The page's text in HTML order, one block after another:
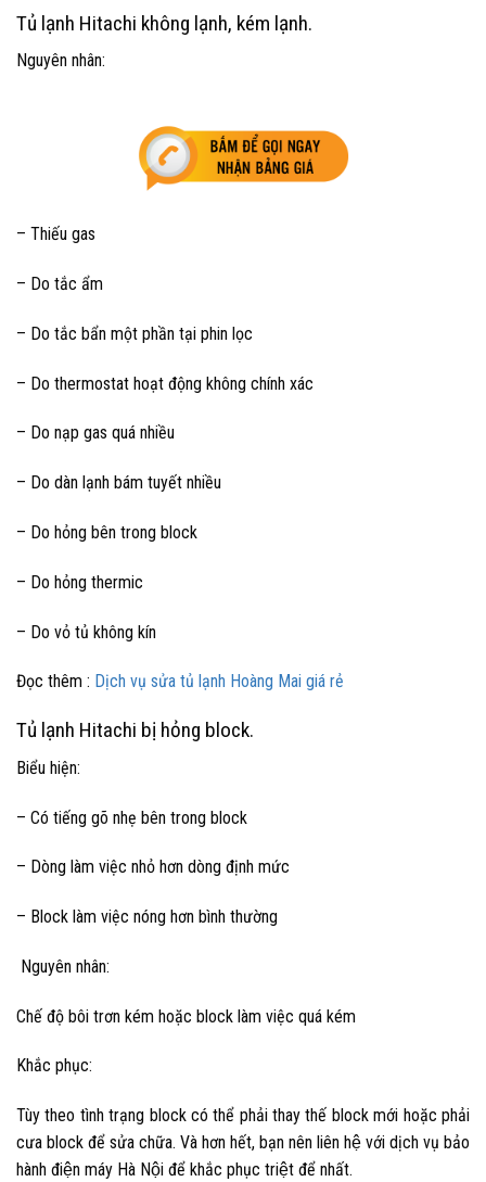
Tủ lạnh Hitachi không lạnh, kém lạnh.
Nguyên nhân:
– Thiếu gas
– Do tắc ẩm
– Do tắc bẩn một phần tại phin lọc
– Do thermostat hoạt động không chính xác
– Do nạp gas quá nhiều
– Do dàn lạnh bám tuyết nhiều
– Do hỏng bên trong block
– Do hỏng thermic
– Do vỏ tủ không kín
Đọc thêm : Dịch vụ sửa tủ lạnh Hoàng Mai giá rẻ
Tủ lạnh Hitachi bị hỏng block.
Biểu hiện:
– Có tiếng gõ nhẹ bên trong block
– Dòng làm việc nhỏ hơn dòng định mức
– Block làm việc nóng hơn bình thường
Nguyên nhân:
Chế độ bôi trơn kém hoặc block làm việc quá kém
Khắc phục:
Tùy theo tình trạng block có thể phải thay thế block mới hoặc phải
cưa block để sửa chữa. Và hơn hết, bạn nên liên hệ với dịch vụ bảo
hành điện máy Hà Nội để khắc phục triệt để nhất.